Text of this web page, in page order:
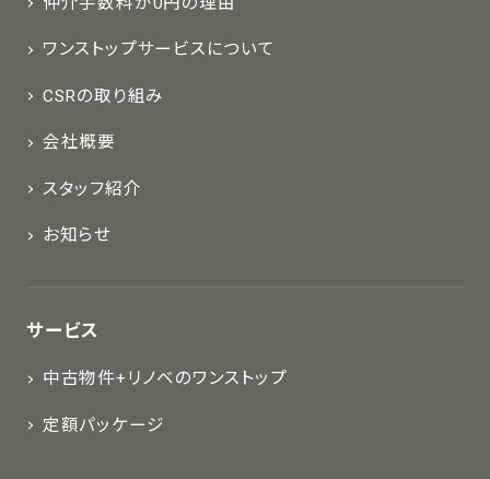
ワンストップサービスについて
CSRの取り組み
会社概要
スタッフ紹介
お知らせ
サービス
中古物件+リノベのワンストップ
定額パッケージ